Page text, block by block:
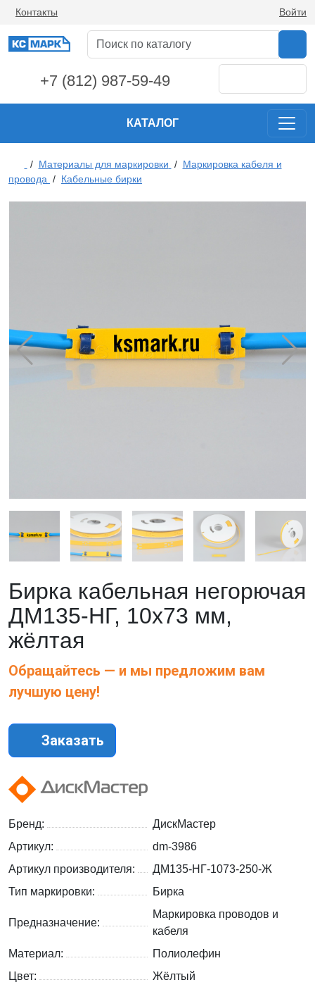
Контакты Войти
+7 (812) 987-59-49
КАТАЛОГ
/ Материалы для маркировки / Маркировка кабеля и
провода / Кабельные бирки
Бирка кабельная негорючая
ДМ135-НГ, 10х73 мм,
жёлтая
Обращайтесь — и мы предложим вам
лучшую цену!
Заказать
Бренд:
ДискМастер
Артикул:
dm-3986
Артикул производителя:
ДМ135-НГ-1073-250-Ж
Тип маркировки:
Бирка
Предназначение:
Маркировка проводов и
кабеля
Материал:
Полиолефин
Цвет:
Жёлтый